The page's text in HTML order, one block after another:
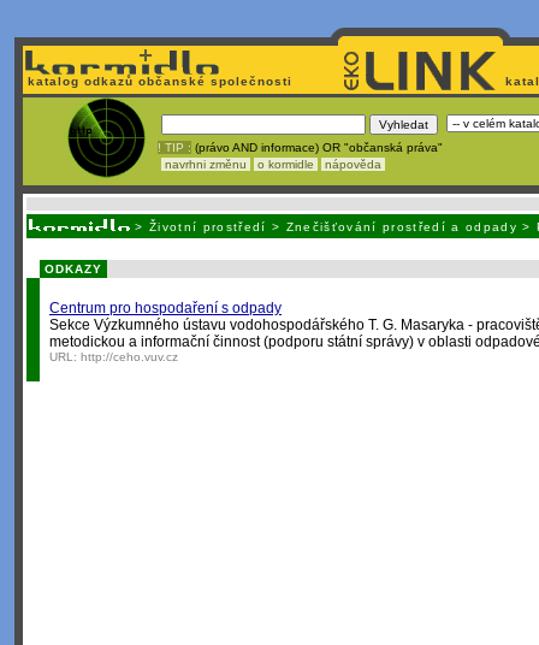
katalog odkazů občanské společnosti
! TIP : (právo AND informace) OR "občanská práva"
navrhni změnu
o kormidle nápověda
> Životní prostředí > Znečišťování prostředí a odpady >
ODKAZY
Centrum pro hospodaření s odpady
Sekce Výzkumného ústavu vodohospodářského T. G. Masaryka -
metodickou a informační činnost (podporu státní správy) v oblasti
URL: http://ceho.vuv.cz